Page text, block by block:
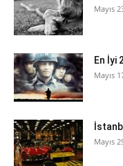
Mayıs
En İyi
Mayıs
Mayıs